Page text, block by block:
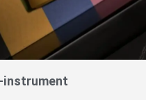
instrument